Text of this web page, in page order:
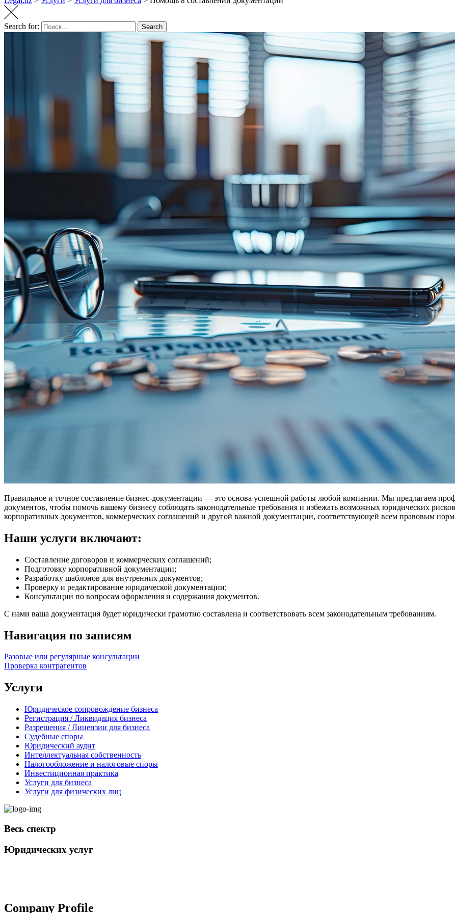
Search for: Search
Правильное и точное составление бизнес-документации — это основа успешной работы любой компании. Мы предлагаем
документов, чтобы помочь вашему бизнесу соблюдать законодательные требования и избежать возможных юридических
корпоративных документов, коммерческих соглашений и другой важной документации, соответствующей всем правовым
Наши услуги включают:
Составление договоров и коммерческих соглашений;
Подготовку корпоративной документации;
Разработку шаблонов для внутренних документов;
Проверку и редактирование юридической документации;
Консультации по вопросам оформления и содержания документов.
С нами ваша документация будет юридически грамотно составлена и соответствовать всем законодательным требованиям.
Навигация по записям
Разовые или регулярные консультации
Проверка контрагентов
Услуги
Юридическое сопровождение бизнеса
Регистрация / Ликвидация бизнеса
Разрешения / Лицензии для бизнеса
Судебные споры
Юридический аудит
Интеллектуальная собственность
Налогообложение и налоговые споры
Инвестиционная практика
Услуги для бизнеса
Услуги для физических лиц
Весь спектр
Юридических услуг
Company Profile